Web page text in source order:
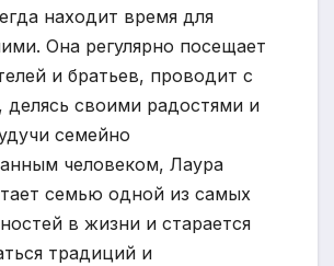
находит время для
Она регулярно посещает
и братьев, проводит с
делясь своими радостями и
семейно
человеком, Лаура
семью одной из самых
в жизни и старается
традиций и